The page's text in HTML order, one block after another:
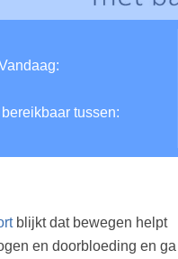
tussen:
blijkt dat bewegen helpt
en doorbloeding en ga